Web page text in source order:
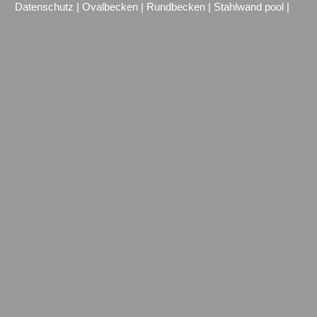
Datenschutz
Ovalbecken Rundbecken Stahlwand pool